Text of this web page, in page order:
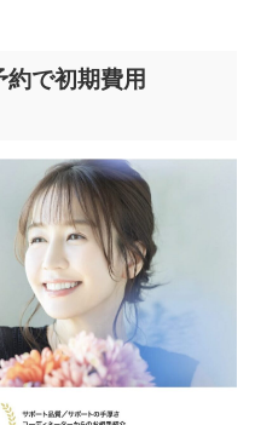
で初期費用